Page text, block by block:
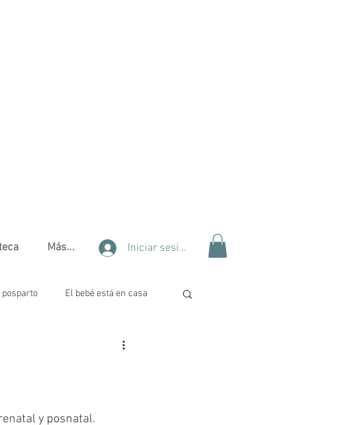
Más... Iniciar sesión
posparto El bebé está en casa
Tips de belleza
y posnatal.